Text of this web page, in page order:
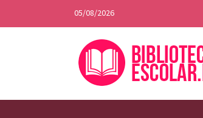
05/08/2026